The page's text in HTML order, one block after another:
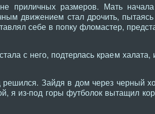
приличных размеров. Мать
движением стал дрочить, пытаясь
себе в попку фломастер,
с него, подтерлась краем
решился. Зайдя в дом через черный
я из-под горы футболок вытащил